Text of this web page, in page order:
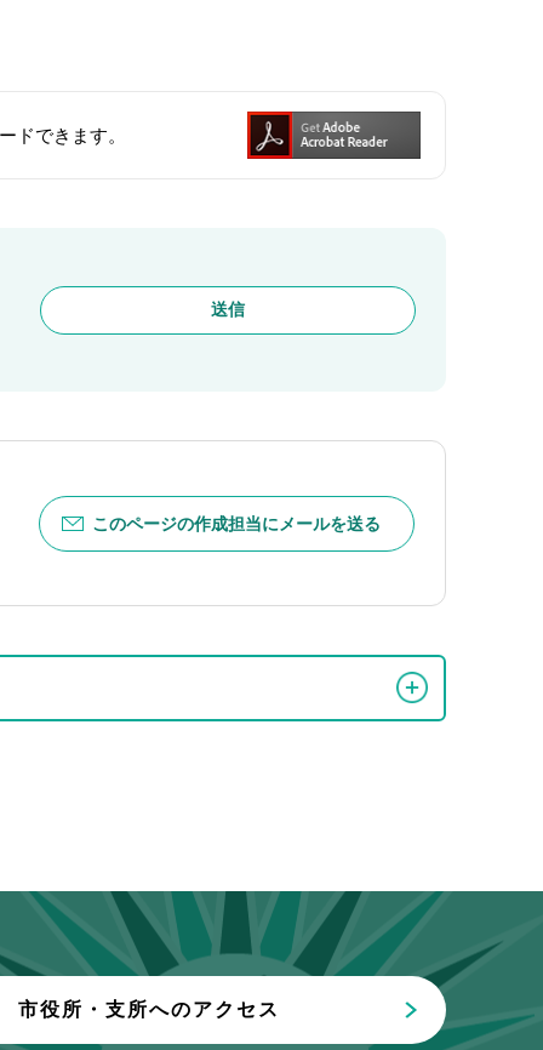
ドできます。
このページの作成担当にメールを送る
市役所・支所へのアクセス